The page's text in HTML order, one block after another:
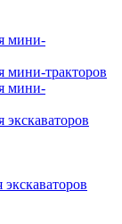
мини-
мини-тракторов
мини-
экскаваторов